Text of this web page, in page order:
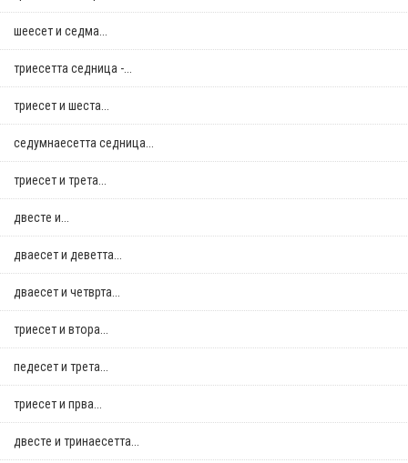
шеесет и седма...
триесетта седница -...
триесет и шеста...
седумнаесетта седница...
триесет и трета...
двестe и...
дваесет и деветта...
дваесет и четврта...
триесет и втора...
педесет и трета...
триесет и прва...
двестe и тринаесетта...